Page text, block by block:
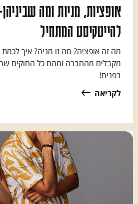
אופציות, מניות ומה
להייטקיסט המתחיל
מה זה אופציה? מה זו מניה? איך
מקבלים מהחברה ומהם כל החוקים
בפנים!
לקריאה